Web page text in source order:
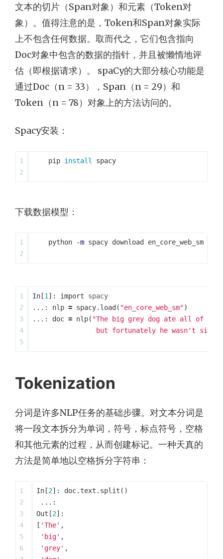
文本的切片（Span对象）和元素（Token对
象）。值得注意的是，Token和Span对象实际
上不包含任何数据。取而代之，它们包含指向
Doc对象中包含的数据的指针，并且被懒惰地评
估（即根据请求）。 spaCy的大部分核心功能是
通过Doc（n = 33），Span（n = 29）和
Token（n = 78）对象上的方法访问的。
Spacy安装：
1
    pip
install spacy
下载数据模型：
1
    python
-m spacy download en_core_web_sm
1
2
3
4
In[1 ]: import
spacy
...:
nlp = spacy. load( "en_core_web_sm")
...:
doc = nlp( "The big grey dog ate all of the
                but fortunately he wasn't sick!"
Tokenization
分词是许多NLP任务的基础步骤。对文本分词是
将一段文本拆分为单词，符号，标点符号，空格
和其他元素的过程，从而创建标记。一种天真的
方法是简单地以空格拆分字符串：
1
2
3
4
5
6
In [2]: doc. text . split ()
...:
Out [2]:
[ 'The' ,
'big' ,
'grey' ,